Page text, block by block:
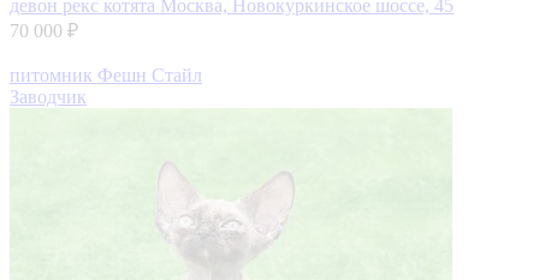
девон рекс котята Москва, Новокуркинское шоссе, 45
70 000 ₽
питомник Фешн Стайл
Заводчик